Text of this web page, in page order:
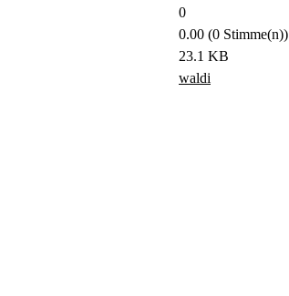
0
0.00 (0 Stimme(n))
23.1 KB
waldi